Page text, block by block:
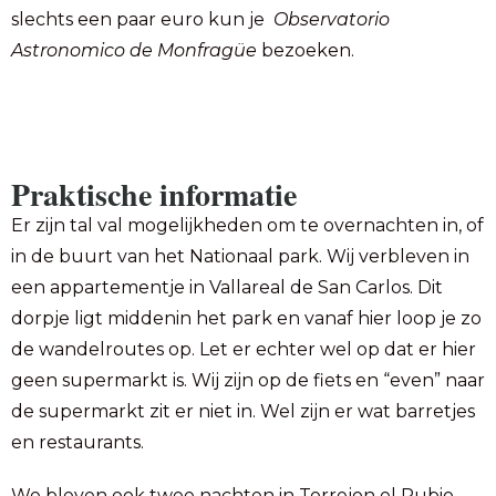
slechts een paar euro kun je Observatorio
Astronomico de Monfragüe bezoeken.
Praktische informatie
Er zijn tal val mogelijkheden om te overnachten in, of
in de buurt van het Nationaal park. Wij verbleven in
een appartementje in Vallareal de San Carlos. Dit
dorpje ligt middenin het park en vanaf hier loop je zo
de wandelroutes op. Let er echter wel op dat er hier
geen supermarkt is. Wij zijn op de fiets en “even” naar
de supermarkt zit er niet in. Wel zijn er wat barretjes
en restaurants.